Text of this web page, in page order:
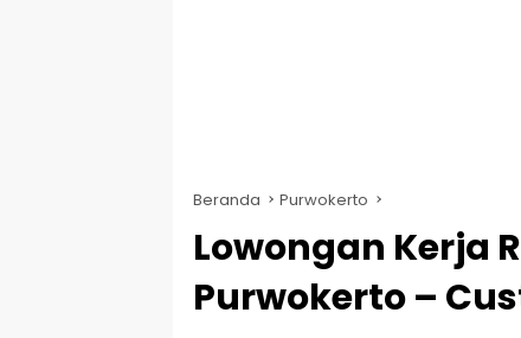
Beranda Purwokerto
Lowongan Kerja
Purwokerto –